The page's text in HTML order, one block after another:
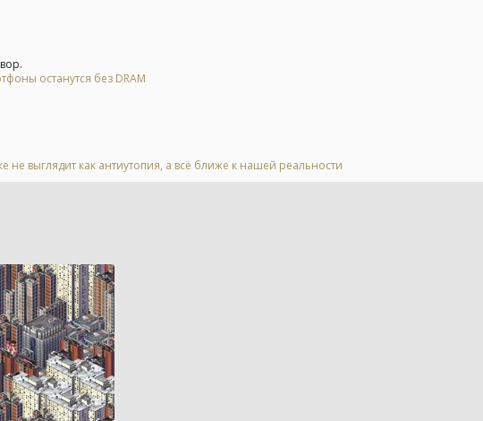
останутся без DRAM
не выглядит как антиутопия, а всё ближе к нашей реальности